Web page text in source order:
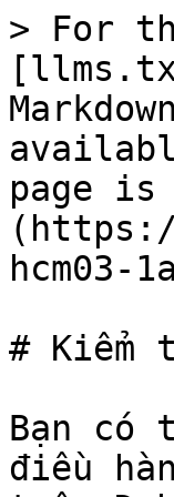
> For
page is
# Kiểm
Bạn có
điều